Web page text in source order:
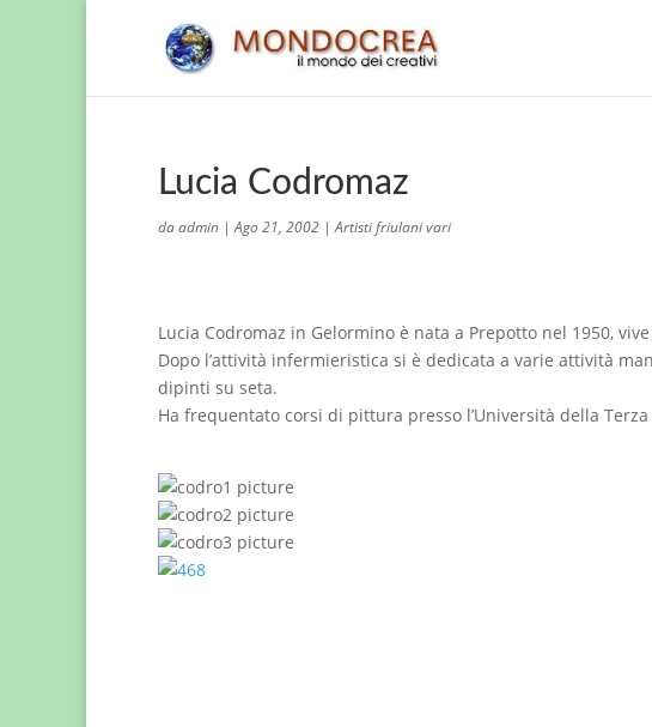
Lucia Codromaz
daadmin |Ago 21, 2002 |Artisti friulani vari
Lucia Codromaz in Gelormino è nata a Prepotto nel 1950,
Dopo l’attività infermieristica si è dedicata a varie attività
dipinti su seta.
Ha frequentato corsi di pittura presso l’Università della